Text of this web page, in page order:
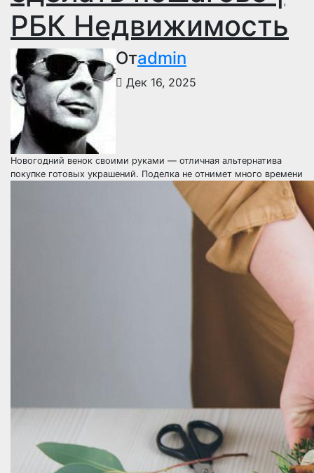
РБК Недвижимость
Отadmin
Дек 16, 2025
Новогодний венок своими руками — отличная альтернатива
покупке готовых украшений. Поделка не отнимет много времени